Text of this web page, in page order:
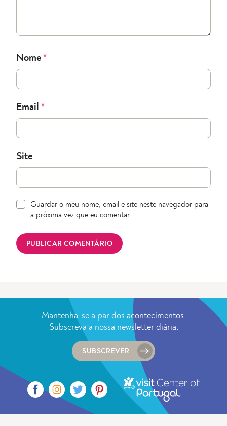
Nome *
Email *
Site
Guardar o meu nome, email e site neste navegador para
a próxima vez que eu comentar.
Mantenha-se a par dos acontecimentos.
Subscreva a nossa newsletter diária.
SUBSCREVER